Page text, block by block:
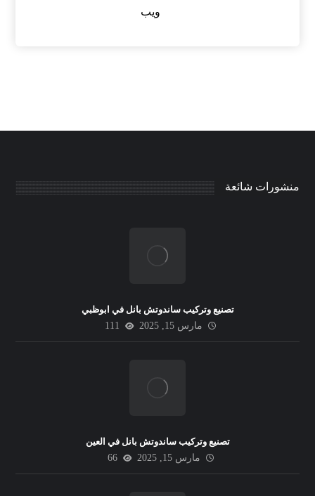
ويب
منشورات شائعة
تصنيع وتركيب ساندوتش بانل في ابوظبي
مارس 15, 2025
111
تصنيع وتركيب ساندوتش بانل في العين
مارس 15, 2025
66